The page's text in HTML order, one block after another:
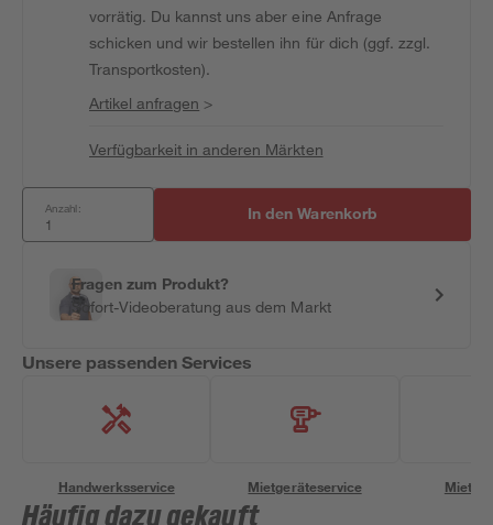
vorrätig. Du kannst uns aber eine Anfrage
schicken und wir bestellen ihn für dich (ggf. zzgl.
Transportkosten).
Artikel anfragen >
Verfügbarkeit in anderen Märkten
Anzahl: In den Warenkorb
Fragen zum Produkt?
Sofort-Videoberatung aus dem Markt
Unsere passenden Services
Handwerksservice Mietgeräteservice
Häufig dazu gekauft